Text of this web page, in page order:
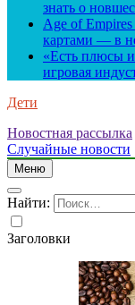
знать о
Age of
картами — в
«Есть плюсы
игровая
Дети
Новостная рассылка
Случайные новости
Меню
Найти:
Заголовки